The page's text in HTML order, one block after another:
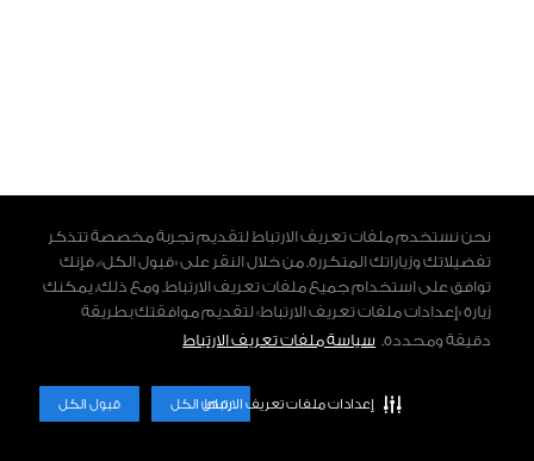
نحن نستخدم ملفات تعريف الارتباط لتقديم تجربة مخصصة تتذكر
تفضيلاتك وزياراتك المتكررة. من خلال النقر على «قبول الكل»، فإنك
توافق على استخدام جميع ملفات تعريف الارتباط. ومع ذلك، يمكنك
زيارة «إعدادات ملفات تعريف الارتباط» لتقديم موافقتك بطريقة
دقيقة ومحددة. سياسة ملفات تعريف الارتباط
قبول الكل رفض الكلإعدادات ملفات تعريف الارتباط